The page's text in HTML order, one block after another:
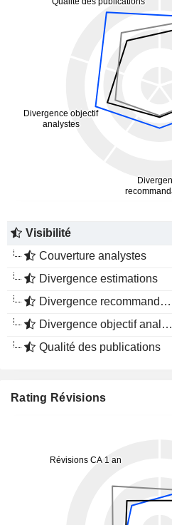
Visibilité
Couverture analystes
Divergence estimations
Divergence recommandations analystes
Divergence objectif analystes
Qualité des publications
Rating Révisions